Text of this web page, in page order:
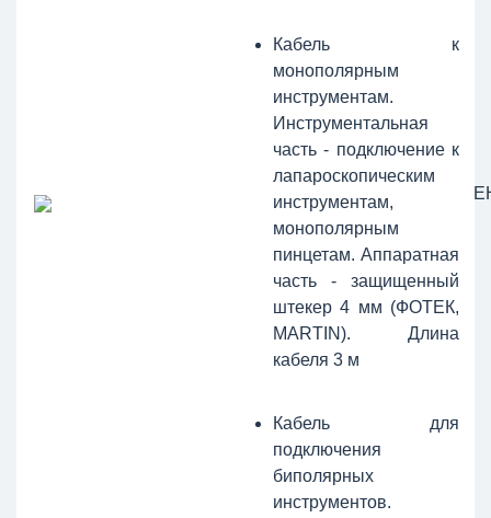
Кабель к
монополярным
инструментам.
Инструментальная
часть - подключение к
лапароскопическим
инструментам,
монополярным
пинцетам. Аппаратная
часть - защищенный
штекер 4 мм (ФОТЕК,
MARTIN). Длина
кабеля 3 м
Кабель для
подключения
биполярных
инструментов.